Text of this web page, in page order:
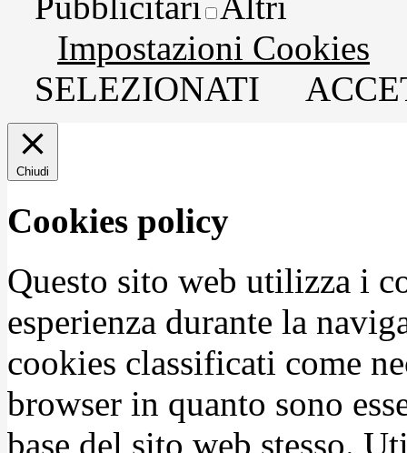
Impostazioni Cookies
SELEZIONATI
Chiudi
Cookies policy
Questo sito web utilizza i
esperienza durante la
cookies classificati come
browser in quanto sono
base del sito web stesso.